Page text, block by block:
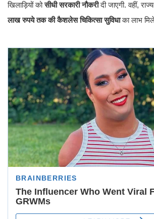
खिलाड़ियों कोसीधी सरकारी नौकरीदी जाएगी. वहीं,
लाख रुपये तक की कैशलेस चिकित्सा सुविधाका लाभ